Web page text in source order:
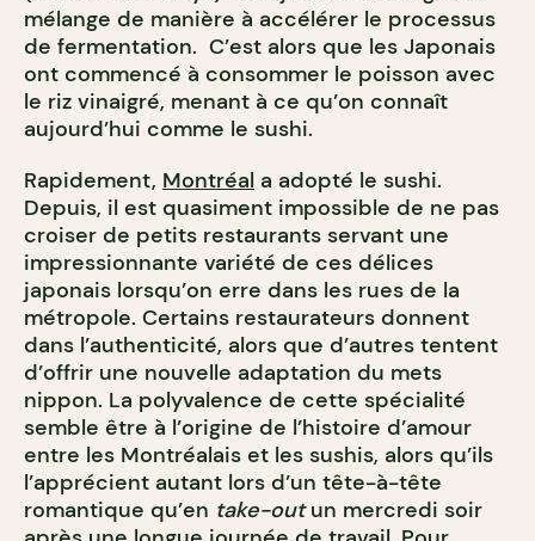
mélange de manière à accélérer le processus
de fermentation. C’est alors que les Japonais
ont commencé à consommer le poisson avec
le riz vinaigré, menant à ce qu’on connaît
aujourd’hui comme le sushi.
Rapidement, Montréal a adopté le sushi.
Depuis, il est quasiment impossible de ne pas
croiser de petits restaurants servant une
impressionnante variété de ces délices
japonais lorsqu’on erre dans les rues de la
métropole. Certains restaurateurs donnent
dans l’authenticité, alors que d’autres tentent
d’offrir une nouvelle adaptation du mets
nippon. La polyvalence de cette spécialité
semble être à l’origine de l’histoire d’amour
entre les Montréalais et les sushis, alors qu’ils
l’apprécient autant lors d’un tête-à-tête
romantique qu’en take-outun mercredi soir